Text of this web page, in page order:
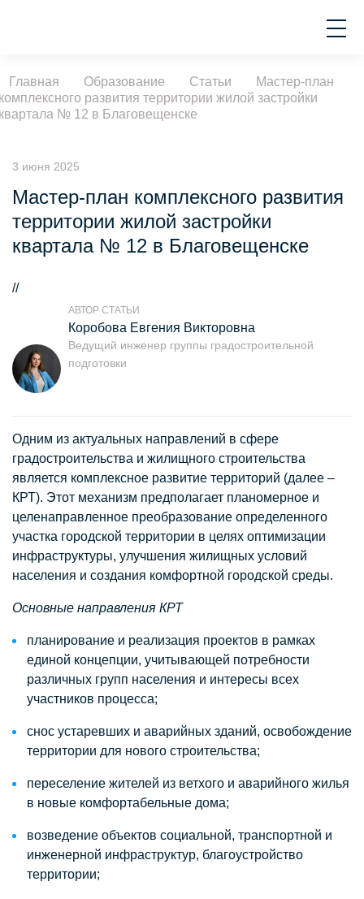
Главная Образование Статьи
Мастер-план
развития территории жилой застройки
№ 12 в Благовещенске
3 июня 2025
Мастер-план комплексного развития
территории жилой застройки
квартала № 12 в Благовещенске
//
АВТОР СТАТЬИ
Коробова Евгения Викторовна
Ведущий инженер группы градостроительной
подготовки
Одним из актуальных направлений в сфере
градостроительства и жилищного строительства
является комплексное развитие территорий (далее –
КРТ). Этот механизм предполагает планомерное и
целенаправленное преобразование определенного
участка городской территории в целях оптимизации
инфраструктуры, улучшения жилищных условий
населения и создания комфортной городской среды.
Основные направления КРТ
планирование и реализация проектов в рамках
единой концепции, учитывающей потребности
различных групп населения и интересы всех
участников процесса;
снос устаревших и аварийных зданий, освобождение
территории для нового строительства;
переселение жителей из ветхого и аварийного жилья
в новые комфортабельные дома;
возведение объектов социальной, транспортной и
инженерной инфраструктур, благоустройство
территории;